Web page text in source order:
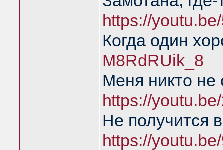
https://
Когда один
M8RdRUik_8
Меня никто
https://
Не получится
https://